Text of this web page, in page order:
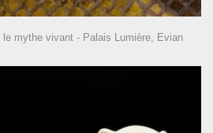
le mythe vivant - Palais Lumière, Evian